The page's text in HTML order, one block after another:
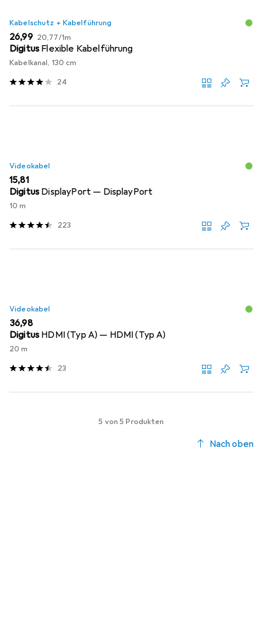
Kabelschutz + Kabelführung
EUR
26,99 EUR
20,77/1m
Digitus Flexible Kabelführung
Kabelkanal, 130 cm
24
Videokabel
EUR
15,81
Digitus DisplayPort — DisplayPort
10 m
223
Videokabel
EUR
36,98
Digitus HDMI (Typ A) — HDMI (Typ A)
20 m
23
5 von 5 Produkten
Nach oben